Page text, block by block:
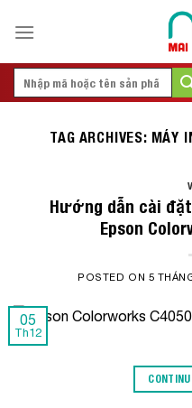
Search
TAG ARCHIVES: MÁY
Hướng dẫn cài
Epson
POSTED ON 5
05
Th12